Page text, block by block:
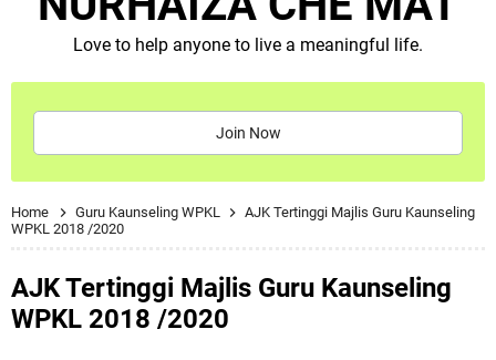
Love to help anyone to live a meaningful life.
Join Now
Home Guru Kaunseling WPKL
AJK Tertinggi Majlis Guru Kaunseling
WPKL 2018 /2020
AJK Tertinggi Majlis Guru Kaunseling
WPKL 2018 /2020